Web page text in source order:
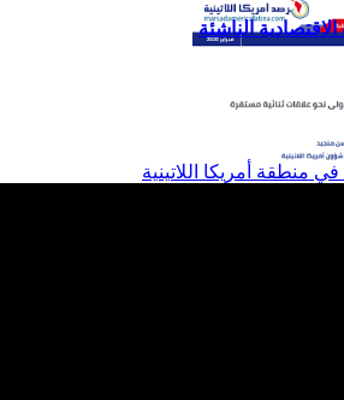
الناشئة
منطقة أمريكا اللاتينية